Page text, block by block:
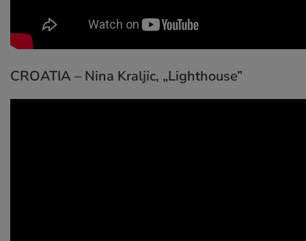
CROATIA – Nina Kraljic, „Lighthouse”